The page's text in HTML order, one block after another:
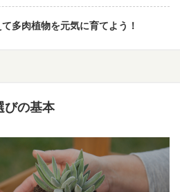
多肉植物を元気に育てよう！
びの基本